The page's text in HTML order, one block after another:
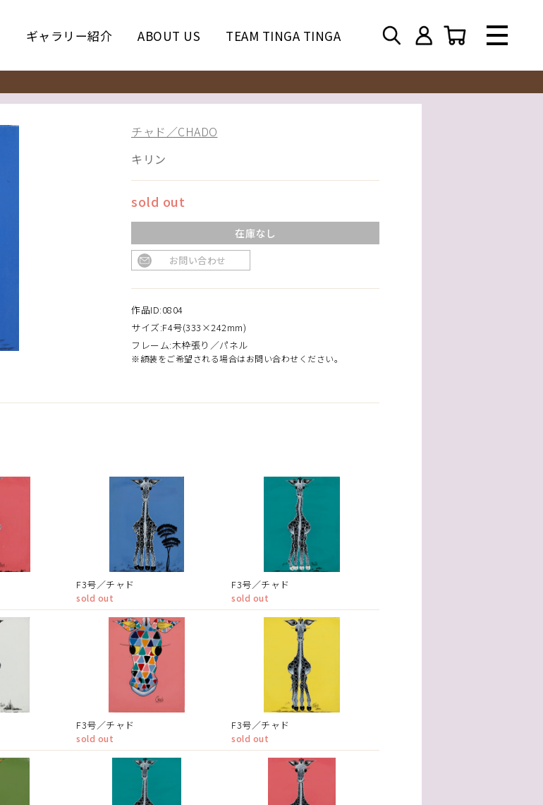
ギャラリー紹介 ABOUT US TEAM TINGA TINGA
チャド／CHADO
キリン
sold out
在庫なし
お問い合わせ
作品ID:0804
サイズ:F4号(333×242mm)
フレーム:木枠張り／パネル
※額装をご希望される場合はお問い合わせください。
F3号／チャド
sold out
F3号／チャド
sold out
F3号／チャド
sold out
F3号／チャド
sold out